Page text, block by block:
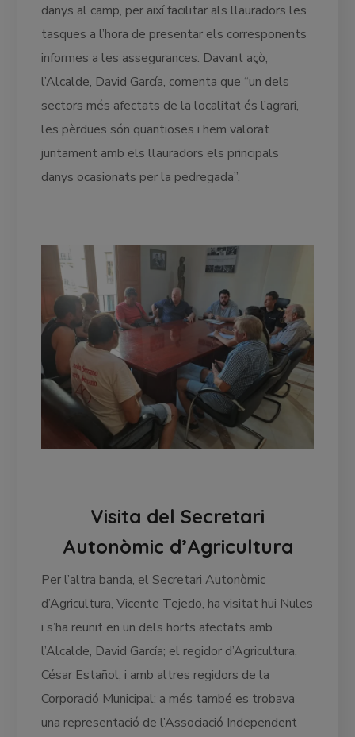
danys al camp, per així facilitar als llauradors les
tasques a l’hora de presentar els corresponents
informes a les assegurances. Davant açò,
l’Alcalde, David García, comenta que “un dels
sectors més afectats de la localitat és l’agrari,
les pèrdues són quantioses i hem valorat
juntament amb els llauradors els principals
danys ocasionats per la pedregada”.
Visita del Secretari
Autonòmic d’Agricultura
Per l’altra banda, el Secretari Autonòmic
d’Agricultura, Vicente Tejedo, ha visitat hui Nules
i s’ha reunit en un dels horts afectats amb
l’Alcalde, David García; el regidor d’Agricultura,
César Estañol; i amb altres regidors de la
Corporació Municipal; a més també es trobava
una representació de l’Associació Independent